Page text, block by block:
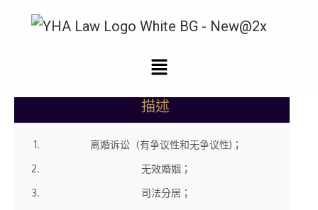
家庭法律
描述
离婚诉讼（有争议性和无争议性)；
无效婚姻；
司法分居；